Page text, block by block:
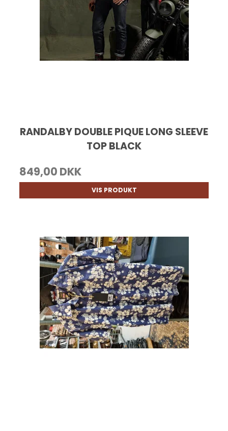
RANDALBY DOUBLE PIQUE LONG SLEEVE
TOP BLACK
849,00 DKK
VIS PRODUKT